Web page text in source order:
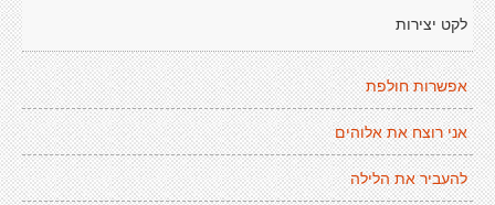
לקט יצירות
אפשרות חולפת
אני רוצח את אלוהים
להעביר את הלילה